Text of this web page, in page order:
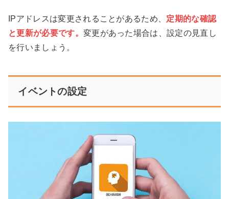
IPアドレスは変更されることがあるため、 定期的な確認
と更新が必要です。 変更があった場合は、設定の見直し
を行いましょう。
イベントの設定